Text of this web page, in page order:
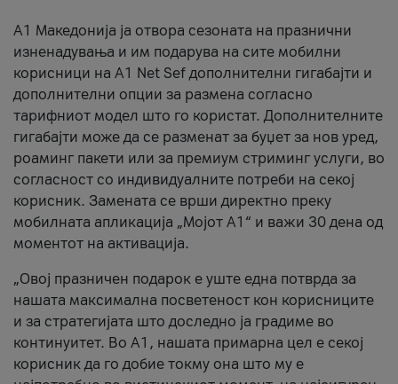
А1 Македонија ја отвора сезоната на празнични
изненадувања и им подарува на сите мобилни
корисници на A1 Net Sef дополнителни гигабајти и
дополнителни опции за размена согласно
тарифниот модел што го користат. Дополнителните
гигабајти може да се разменат за буџет за нов уред,
роаминг пакети или за премиум стриминг услуги, во
согласност со индивидуалните потреби на секој
корисник. Замената се врши директно преку
мобилната апликација „Мојот А1“ и важи 30 дена од
моментот на активација.
„Овој празничен подарок е уште една потврда за
нашата максимална посветеност кон корисниците
и за стратегијата што доследно ја градиме во
континуитет. Во А1, нашата примарна цел е секој
корисник да го добие токму она што му е